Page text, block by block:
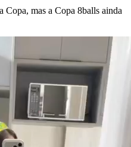
Copa, mas a Copa 8balls ainda